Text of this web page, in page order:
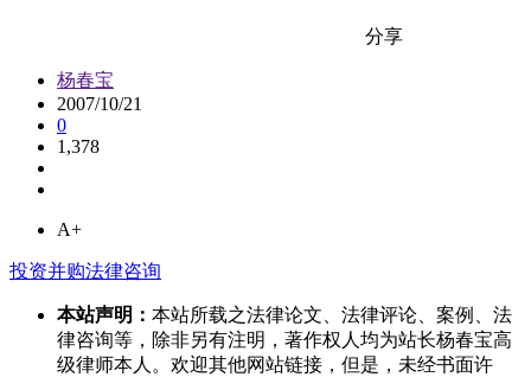
分享
杨春宝
2007/10/21
0
1,378
A+
投资并购法律咨询
本站声明： 本站所载之法律论文、法律评论、案例、法
律咨询等，除非另有注明，著作权人均为站长杨春宝高
级律师本人。欢迎其他网站链接，但是，未经书面许